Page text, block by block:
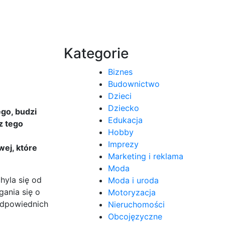
budzi
tego
które
się od
się o
Kategorie
Biznes
Budownictwo
Dzieci
Dziecko
Edukacja
Hobby
Imprezy
Marketing i reklama
Moda
Moda i uroda
Motoryzacja
Nieruchomości
Obcojęzyczne